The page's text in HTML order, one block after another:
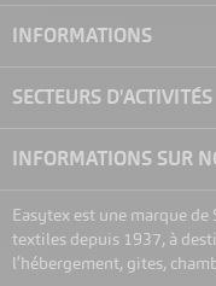
INFORMATIONS
SECTEURS D'ACTIVITÉS
INFORMATIONS SUR
Easytex est une marque
textiles depuis 1937, à
l’hébergement, gites,